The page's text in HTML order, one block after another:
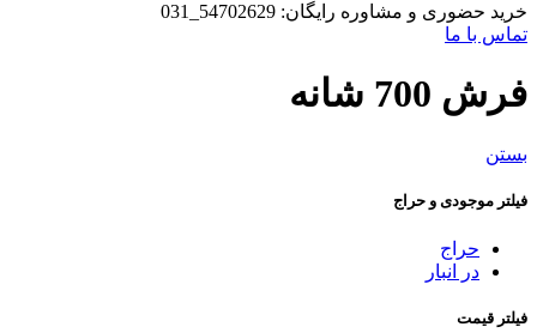
خرید حضوری و مشاوره رایگان: 54702629_031
تماس با ما
فرش 700 شانه
بستن
فیلتر موجودی و حراج
حراج
در انبار
فیلتر قیمت